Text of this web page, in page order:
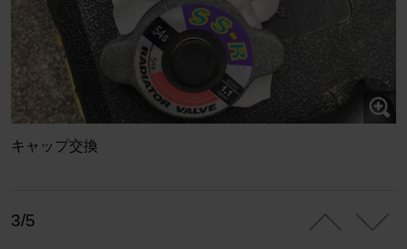
キャップ交換
3/5